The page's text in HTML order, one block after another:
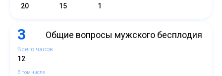
20 15 1
3 Общие вопросы мужского бесплодия
Всего часов
12
В том числе